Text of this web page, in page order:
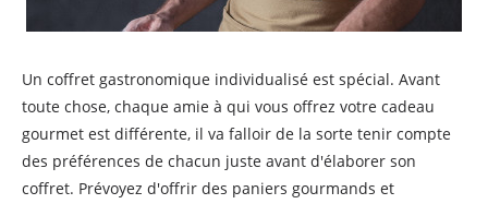
Un coffret gastronomique individualisé est spécial. Avant
toute chose, chaque amie à qui vous offrez votre cadeau
gourmet est différente, il va falloir de la sorte tenir compte
des préférences de chacun juste avant d'élaborer son
coffret. Prévoyez d'offrir des paniers gourmands et